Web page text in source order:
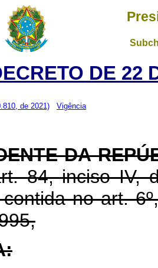
DE 22
de 2021) Vigência
DA
84, inciso IV,
no art.